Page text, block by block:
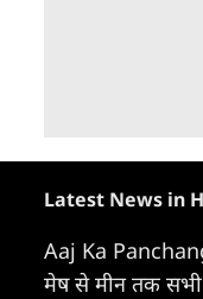
Latest News in
Aaj Ka
मेष से मीन तक